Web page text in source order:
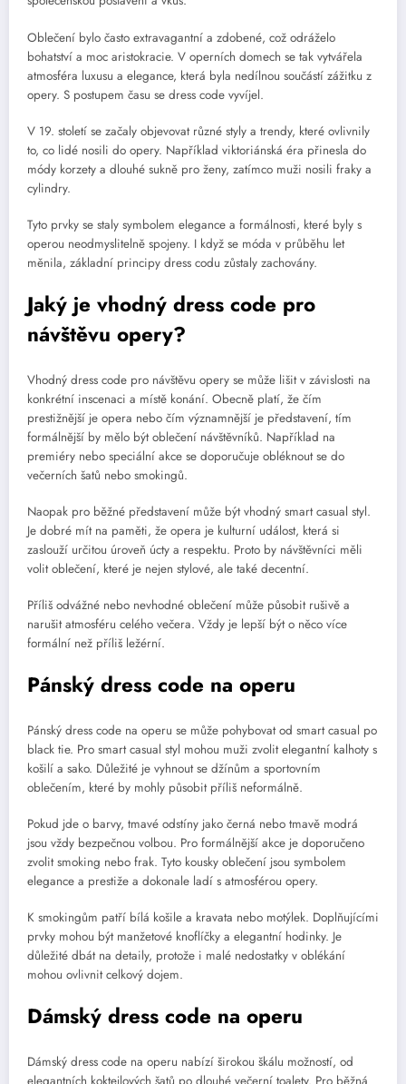
Oblečení bylo často extravagantní a zdobené, což odráželo
bohatství a moc aristokracie. V operních domech se tak vytvářela
atmosféra luxusu a elegance, která byla nedílnou součástí zážitku z
opery. S postupem času se dress code vyvíjel.
V 19. století se začaly objevovat různé styly a trendy, které ovlivnily
to, co lidé nosili do opery. Například viktoriánská éra přinesla do
módy korzety a dlouhé sukně pro ženy, zatímco muži nosili fraky a
cylindry.
Tyto prvky se staly symbolem elegance a formálnosti, které byly s
operou neodmyslitelně spojeny. I když se móda v průběhu let
měnila, základní principy dress codu zůstaly zachovány.
Jaký je vhodný dress code pro
návštěvu opery?
Vhodný dress code pro návštěvu opery se může lišit v závislosti na
konkrétní inscenaci a místě konání. Obecně platí, že čím
prestižnější je opera nebo čím významnější je představení, tím
formálnější by mělo být oblečení návštěvníků. Například na
premiéry nebo speciální akce se doporučuje obléknout se do
večerních šatů nebo smokingů.
Naopak pro běžné představení může být vhodný smart casual styl.
Je dobré mít na paměti, že opera je kulturní událost, která si
zaslouží určitou úroveň úcty a respektu. Proto by návštěvníci měli
volit oblečení, které je nejen stylové, ale také decentní.
Příliš odvážné nebo nevhodné oblečení může působit rušivě a
narušit atmosféru celého večera. Vždy je lepší být o něco více
formální než příliš ležérní.
Pánský dress code na operu
Pánský dress code na operu se může pohybovat od smart casual po
black tie. Pro smart casual styl mohou muži zvolit elegantní kalhoty s
košilí a sako. Důležité je vyhnout se džínům a sportovním
oblečením, které by mohly působit příliš neformálně.
Pokud jde o barvy, tmavé odstíny jako černá nebo tmavě modrá
jsou vždy bezpečnou volbou. Pro formálnější akce je doporučeno
zvolit smoking nebo frak. Tyto kousky oblečení jsou symbolem
elegance a prestiže a dokonale ladí s atmosférou opery.
K smokingům patří bílá košile a kravata nebo motýlek. Doplňujícími
prvky mohou být manžetové knoflíčky a elegantní hodinky. Je
důležité dbát na detaily, protože i malé nedostatky v oblékání
mohou ovlivnit celkový dojem.
Dámský dress code na operu
Dámský dress code na operu nabízí širokou škálu možností, od